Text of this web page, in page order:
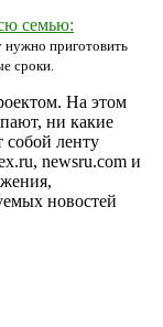
семью:
нужно приготовить
сроки.
На этом
ни какие
собой ленту
newsru.com и
новостей